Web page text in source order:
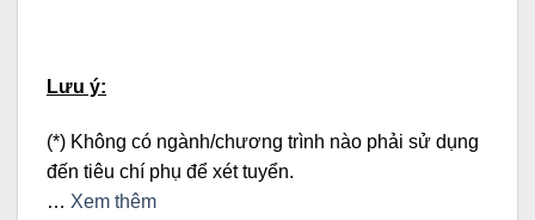
Lưu ý:
(*) Không có ngành/chương trình nào phải sử dụng
đến tiêu chí phụ để xét tuyển.
… Xem thêm